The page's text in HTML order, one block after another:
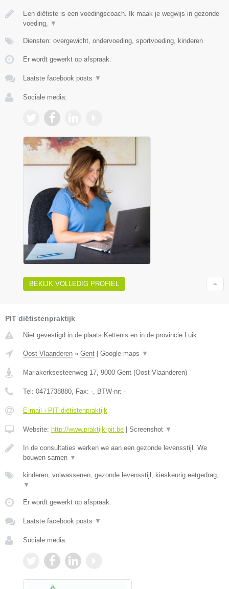
Een diëtiste is een voedingscoach. Ik maak je wegwijs in gezonde
voeding, ▼
Diensten: overgewicht, ondervoeding, sportvoeding, kinderen
Er wordt gewerkt op afspraak.
Laatste facebook posts ▼
Sociale media:
BEKIJK VOLLEDIG PROFIEL
PIT diëtistenpraktijk
Niet gevestigd in de plaats Kettenis en in de provincie Luik.
Oost-Vlaanderen » Gent Google maps ▼
Mariakerksesteenweg 17, 9000 Gent (Oost-Vlaanderen)
Tel: 0471738880, Fax: -, BTW-nr: -
E-mail › PIT diëtistenpraktijk
Website: http://www.praktijk-pit.be Screenshot ▼
In de consultaties werken we aan een gezonde levensstijl. We
bouwen samen ▼
kinderen, volwassenen, gezonde levensstijl, kieskeurig eetgedrag,
▼
Er wordt gewerkt op afspraak.
Laatste facebook posts ▼
Sociale media: